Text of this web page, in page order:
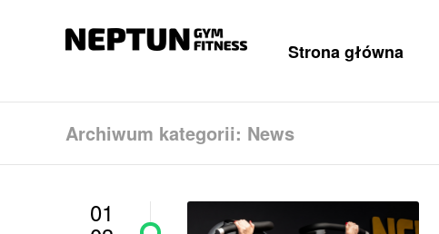
Strona główna
Archiwum kategorii: News
01